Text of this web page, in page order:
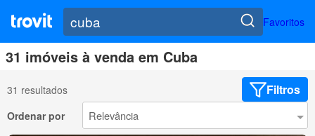
Favoritos
31 imóveis à venda em Cuba
31 resultados Filtros
Ordenar por